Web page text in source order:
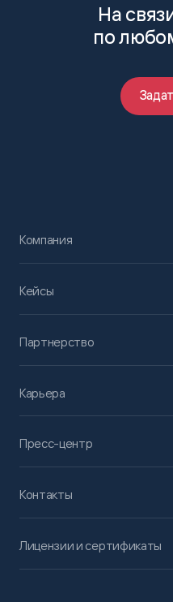
На
по
Компания
Кейсы
Партнерство
Карьера
Пресс-центр
Контакты
Лицензии и сертификаты